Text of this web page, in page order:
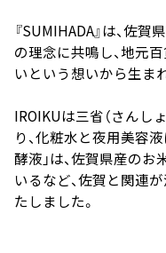
『SUMIHADA』は、佐
の理念に共鳴し、地元
いという想いから生ま
IROIKUは三省（さんし
り、化粧水と夜用美容
酵液」は、佐賀県産のお
いるなど、佐賀と関連
たしました。